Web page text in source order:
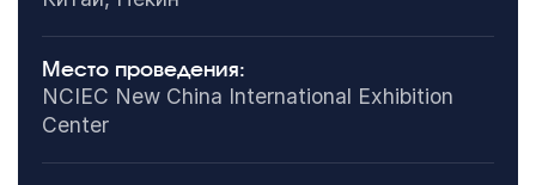
Место проведения:
NCIEC New China International Exhibition
Center